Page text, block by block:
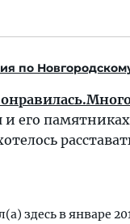
по
его
здесь в январе